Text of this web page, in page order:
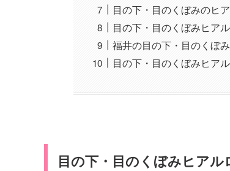
目の下・目のくぼみのヒ
目の下・目のくぼみヒア
福井の目の下・目のくぼ
目の下・目のくぼみヒア
目の下・目のくぼみヒア